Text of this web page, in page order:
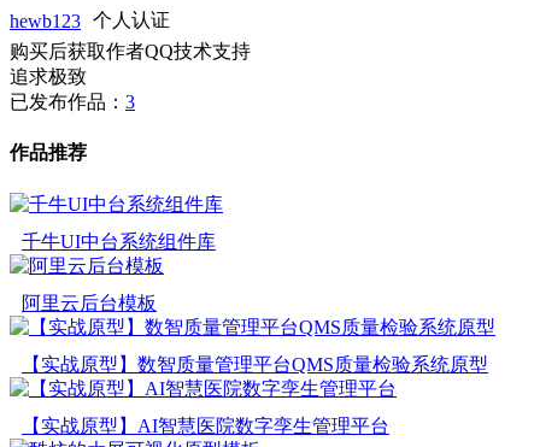
hewb123
个人认证
购买后获取作者QQ技术支持
追求极致
已发布作品： 3
作品推荐
千牛UI中台系统组件库
阿里云后台模板
【实战原型】数智质量管理平台QMS质量检验系统原型
【实战原型】AI智慧医院数字孪生管理平台